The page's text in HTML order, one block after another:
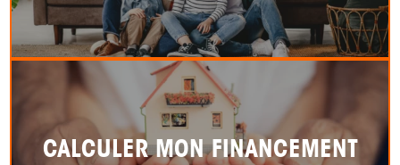
CALCULER MON FINANCEMENT